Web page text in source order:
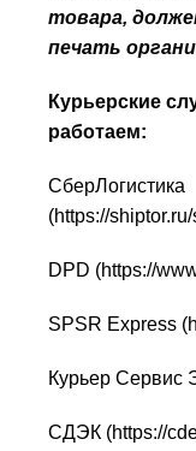
товара,
печать
Курьерские
работаем:
СберЛогистика
(https://
DPD (https://
SPSR Express (
Курьер Сервис
СДЭК (https://